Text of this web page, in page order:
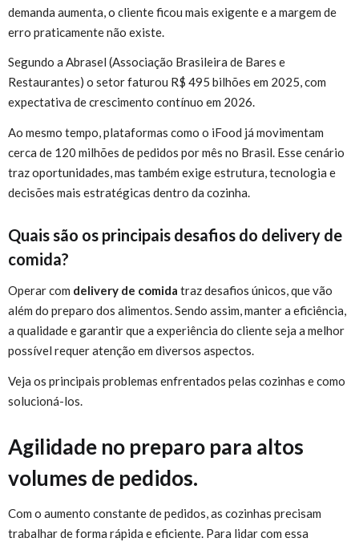
demanda aumenta, o cliente ficou mais exigente e a margem de
erro praticamente não existe.
Segundo a Abrasel (Associação Brasileira de Bares e
Restaurantes) o setor faturou R$ 495 bilhões em 2025, com
expectativa de crescimento contínuo em 2026.
Ao mesmo tempo, plataformas como o iFood já movimentam
cerca de 120 milhões de pedidos por mês no Brasil. Esse cenário
traz oportunidades, mas também exige estrutura, tecnologia e
decisões mais estratégicas dentro da cozinha.
Quais são os principais desafios do delivery de
comida?
Operar com delivery de comida traz desafios únicos, que vão
além do preparo dos alimentos. Sendo assim, manter a eficiência,
a qualidade e garantir que a experiência do cliente seja a melhor
possível requer atenção em diversos aspectos.
Veja os principais problemas enfrentados pelas cozinhas e como
solucioná-los.
Agilidade no preparo para altos
volumes de pedidos.
Com o aumento constante de pedidos, as cozinhas precisam
trabalhar de forma rápida e eficiente. Para lidar com essa